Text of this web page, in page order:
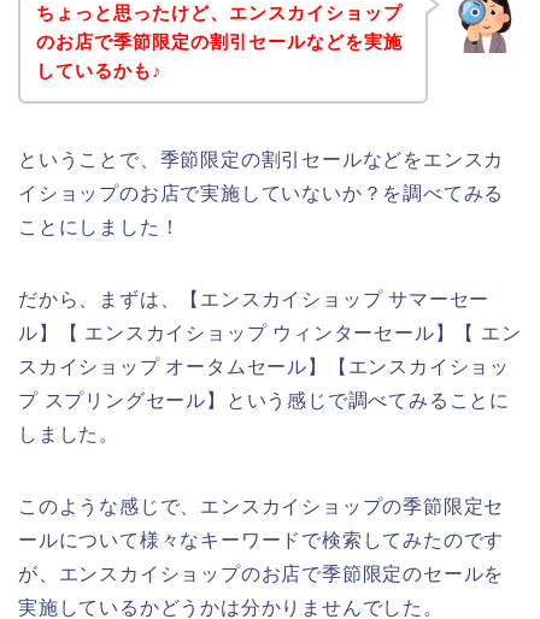
ちょっと思ったけど、エンスカイショップ
のお店で季節限定の割引セールなどを実施
しているかも♪
ということで、季節限定の割引セールなどをエンスカ
イショップのお店で実施していないか？を調べてみる
ことにしました！
だから、まずは、【エンスカイショップ サマーセー
ル】【 エンスカイショップ ウィンターセール】【 エン
スカイショップ オータムセール】【エンスカイショッ
プ スプリングセール】という感じで調べてみることに
しました。
このような感じで、エンスカイショップの季節限定セ
ールについて様々なキーワードで検索してみたのです
が、エンスカイショップのお店で季節限定のセールを
実施しているかどうかは分かりませんでした。